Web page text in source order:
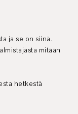
ja se on siinä.
mitään
hetkestä